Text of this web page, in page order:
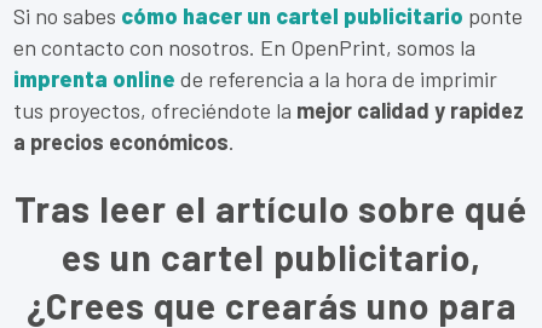
Si no sabes cómo hacer un cartel publicitario ponte
en contacto con nosotros. En OpenPrint, somos la
imprenta online de referencia a la hora de imprimir
tus proyectos, ofreciéndote la mejor calidad y rapidez
a precios económicos.
Tras leer el artículo sobre qué
es un cartel publicitario,
¿Crees que crearás uno para